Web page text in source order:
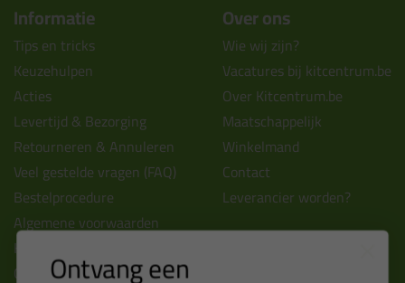
Informatie
Tips en tricks
Keuzehulpen
Acties
Levertijd & Bezorging
Retourneren & Annuleren
Veel gestelde vragen (FAQ)
Bestelprocedure
Algemene voorwaarden
Kitcentrum berichten
Cookies & privacy verklaring
Over ons
Wie wij zijn?
Vacatures bij kitcentrum.be
Over Kitcentrum.be
Maatschappelijk
Winkelmand
Contact
Leverancier worden?
Ontvang een